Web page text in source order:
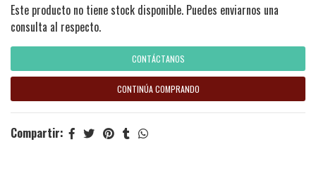
Este producto no tiene stock disponible. Puedes enviarnos una
consulta al respecto.
CONTÁCTANOS
CONTINÚA COMPRANDO
Compartir: